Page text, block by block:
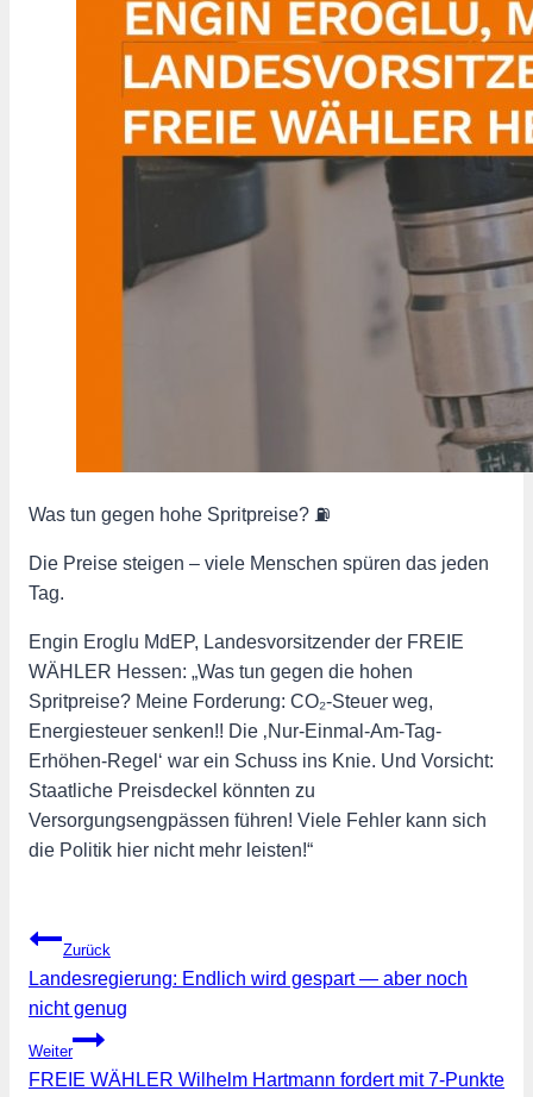
Was tun gegen hohe Spritpreise? ⛽
Die Preise steigen – viele Menschen spüren das jeden
Tag.
Engin Eroglu MdEP, Landesvorsitzender der FREIE
WÄHLER Hessen: „Was tun gegen die hohen
Spritpreise? Meine Forderung: CO₂-Steuer weg,
Energiesteuer senken!! Die ‚Nur-Einmal-Am-Tag-
Erhöhen-Regel‘ war ein Schuss ins Knie. Und Vorsicht:
Staatliche Preisdeckel könnten zu
Versorgungsengpässen führen! Viele Fehler kann sich
die Politik hier nicht mehr leisten!“
Beitragsnavigation
Zurück
Landesregierung: Endlich wird gespart — aber noch
nicht genug
Weiter
FREIE WÄHLER Wilhelm Hartmann fordert mit 7-Punkte